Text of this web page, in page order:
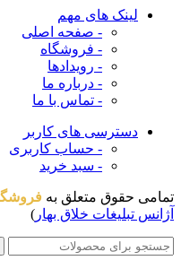
لینک های مهم
- صفحه اصلی
- فروشگاه
- رویدادها
- درباره ما
- تماس با ما
دسترسی های کاربر
- حساب کاربری
- سبد خرید
تمامی حقوق متعلق به
آژانس تبلیغات خلاق بهار )